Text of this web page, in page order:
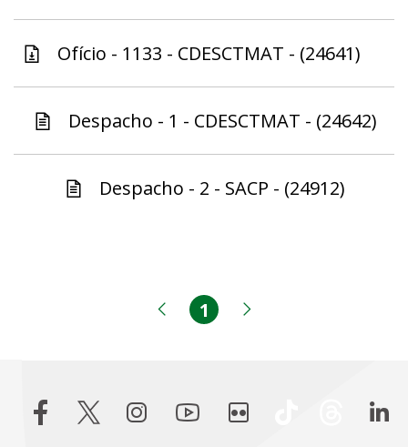
Ofício - 1133 - CDESCTMAT - (24641)
Despacho - 1 - CDESCTMAT - (24642)
Despacho - 2 - SACP - (24912)
Página anterior
Página
1